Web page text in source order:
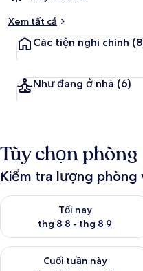
Xem tất cả
Các tiện nghi chính
Như đang ở nhà (6)
Tùy chọn phòng
Kiểm tra lượng phòng
Tối nay
thg 8 8 - thg 8 9
Kiểm tra lượng phòng tối
Cuối tuần này
Kiểm tra lượng phòng cuối